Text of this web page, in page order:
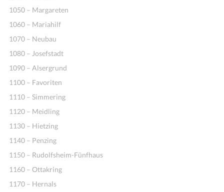
1050 – Margareten
1060 – Mariahilf
1070 – Neubau
1080 – Josefstadt
1090 – Alsergrund
1100 – Favoriten
1110 – Simmering
1120 – Meidling
1130 – Hietzing
1140 – Penzing
1150 – Rudolfsheim-Fünfhaus
1160 – Ottakring
1170 – Hernals